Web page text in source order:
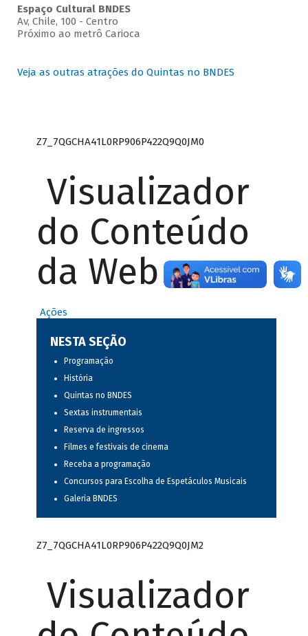
Espaço Cultural BNDES
Av, Chile, 100 - Centro
Próximo ao metrô Carioca
Veja as outras atrações do Quintas no BNDES
Z7_7QGCHA41L0RP906P422Q9Q0JM0
Visualizador
do Conteúdo
da Web
Ações
NESTA SEÇÃO
Programação
História
Quintas no BNDES
Sextas instrumentais
Reserva de ingressos
Filmes e festivais de cinema
Receba a programação
Concursos para Escolha de Espetáculos Musicais
Galeria BNDES
Z7_7QGCHA41L0RP906P422Q9Q0JM2
Visualizador